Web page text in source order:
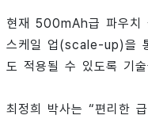
현재 500mAh급 파우치
스케일 업(scale-up)을
도 적용될 수 있도록 기
최정희 박사는 “편리한